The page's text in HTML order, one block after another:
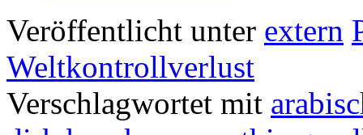
Veröffentlicht unter extern
Weltkontrollverlust
Verschlagwortet mit